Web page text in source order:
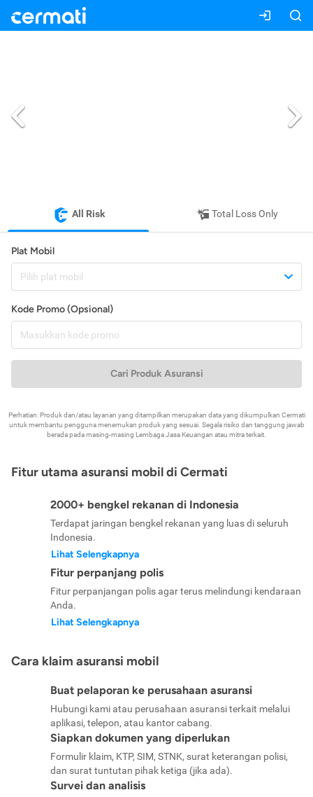
All Risk Total Loss Only
Plat Mobil
Pilih plat mobil
Kode Promo (Opsional)
Cari Produk Asuransi
Perhatian: Produk dan/atau layanan yang ditampilkan merupakan data yang dikumpulkan Cermati
untuk membantu pengguna menemukan produk yang sesuai. Segala risiko dan tanggung jawab
berada pada masing-masing Lembaga Jasa Keuangan atau mitra terkait.
Fitur utama asuransi mobil di Cermati
2000+ bengkel rekanan di Indonesia
Terdapat jaringan bengkel rekanan yang luas di seluruh
Indonesia.
Lihat Selengkapnya
Fitur perpanjang polis
Fitur perpanjangan polis agar terus melindungi kendaraan
Anda.
Lihat Selengkapnya
Cara klaim asuransi mobil
Buat pelaporan ke perusahaan asuransi
Hubungi kami atau perusahaan asuransi terkait melalui
aplikasi, telepon, atau kantor cabang.
Siapkan dokumen yang diperlukan
Formulir klaim, KTP, SIM, STNK, surat keterangan polisi,
dan surat tuntutan pihak ketiga (jika ada).
Survei dan analisis